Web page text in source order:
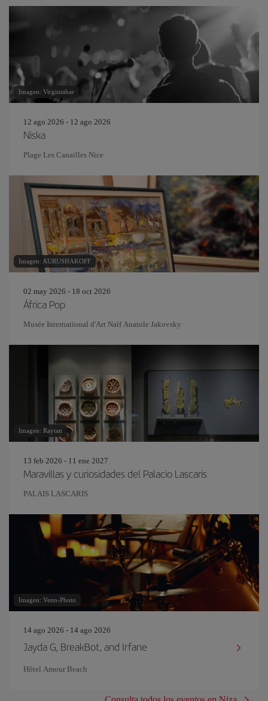
Imagen: Virginiabar
12 ago 2026 - 12 ago 2026
Niska
Plage Les Canailles Nice
Imagen: AURUSHAKOFF
02 may 2026 - 18 oct 2026
África Pop
Musée International d'Art Naïf Anatole Jakovsky
Imagen: Raytan
13 feb 2026 - 11 ene 2027
Maravillas y curiosidades del Palacio Lascaris
PALAIS LASCARIS
Imagen: Venn-Photo
14 ago 2026 - 14 ago 2026
Jayda G, BreakBot, and Irfane
Hôtel Amour Beach